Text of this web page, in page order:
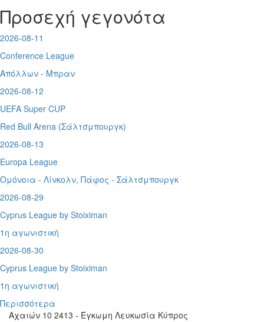
Προσεχή γεγονότα
2026-08-11
Conference League
Απόλλων - Μπραν
2026-08-12
UEFA Super CUP
Red Bull Arena (Σάλτσμπουργκ)
2026-08-13
Europa League
Ομόνοια - Λίνκολν, Πάφος - Σάλτσμπουργκ
2026-08-29
Cyprus League by Stoiximan
1η αγωνιστική
2026-08-30
Cyprus League by Stoiximan
1η αγωνιστική
Περισσότερα
Αχαιών 10 2413 - Έγκωμη Λευκωσία Κύπρος